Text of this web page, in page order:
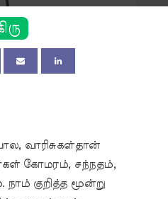
வாரிசுகள்தான்
கோமரம், சந்நதம்,
குறித்த மூன்று